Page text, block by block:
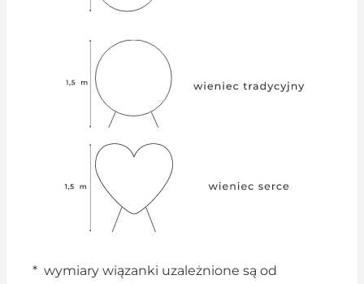
* wymiary wiązanki uzależnione są od